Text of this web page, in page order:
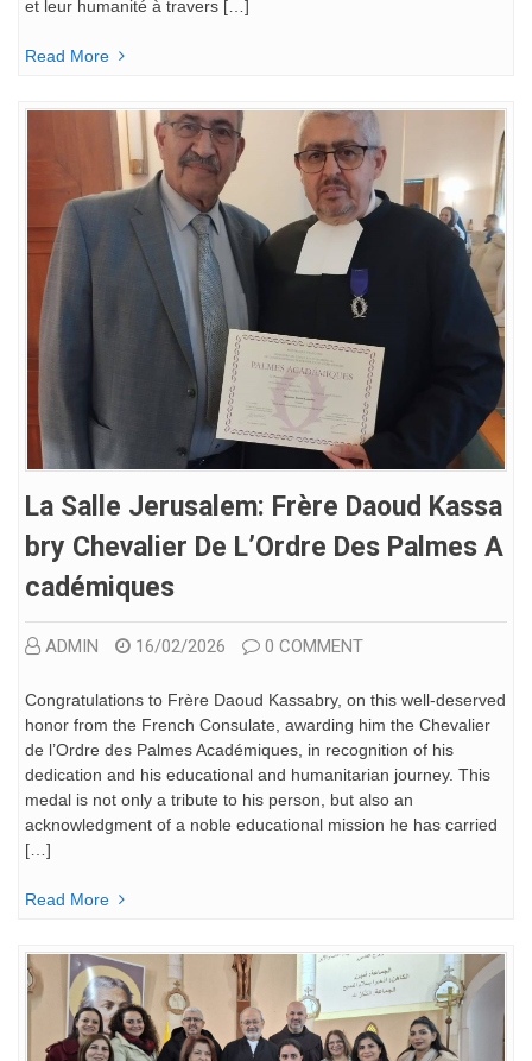
et leur humanité à travers […]
Read More
La Salle Jerusalem: Frère Daoud Kassa
Bry Chevalier De L’Ordre Des Palmes A
Cadémiques
ADMIN 16/02/2026 0 COMMENT
Congratulations to Frère Daoud Kassabry, on this well-deserved
honor from the French Consulate, awarding him the Chevalier
de l’Ordre des Palmes Académiques, in recognition of his
dedication and his educational and humanitarian journey. This
medal is not only a tribute to his person, but also an
acknowledgment of a noble educational mission he has carried
[…]
Read More